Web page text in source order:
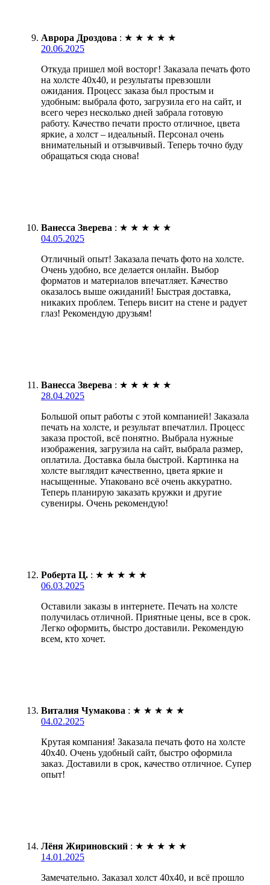
Аврора Дроздова : ★ ★ ★ ★ ★
20.06.2025
Откуда пришел мой восторг! Заказала печать фото
на холсте 40х40, и результаты превзошли
ожидания. Процесс заказа был простым и
удобным: выбрала фото, загрузила его на сайт, и
всего через несколько дней забрала готовую
работу. Качество печати просто отличное, цвета
яркие, а холст – идеальный. Персонал очень
внимательный и отзывчивый. Теперь точно буду
обращаться сюда снова!
Ванесса Зверева : ★ ★ ★ ★ ★
04.05.2025
Отличный опыт! Заказала печать фото на холсте.
Очень удобно, все делается онлайн. Выбор
форматов и материалов впечатляет. Качество
оказалось выше ожиданий! Быстрая доставка,
никаких проблем. Теперь висит на стене и радует
глаз! Рекомендую друзьям!
Ванесса Зверева : ★ ★ ★ ★ ★
28.04.2025
Большой опыт работы с этой компанией! Заказала
печать на холсте, и результат впечатлил. Процесс
заказа простой, всё понятно. Выбрала нужные
изображения, загрузила на сайт, выбрала размер,
оплатила. Доставка была быстрой. Картинка на
холсте выглядит качественно, цвета яркие и
насыщенные. Упаковано всё очень аккуратно.
Теперь планирую заказать кружки и другие
сувениры. Очень рекомендую!
Роберта Ц. : ★ ★ ★ ★ ★
06.03.2025
Оставили заказы в интернете. Печать на холсте
получилась отличной. Приятные цены, все в срок.
Легко оформить, быстро доставили. Рекомендую
всем, кто хочет.
Виталия Чумакова : ★ ★ ★ ★ ★
04.02.2025
Крутая компания! Заказала печать фото на холсте
40х40. Очень удобный сайт, быстро оформила
заказ. Доставили в срок, качество отличное. Супер
опыт!
Лёня Жириновский : ★ ★ ★ ★ ★
14.01.2025
Замечательно. Заказал холст 40х40, и всё прошло